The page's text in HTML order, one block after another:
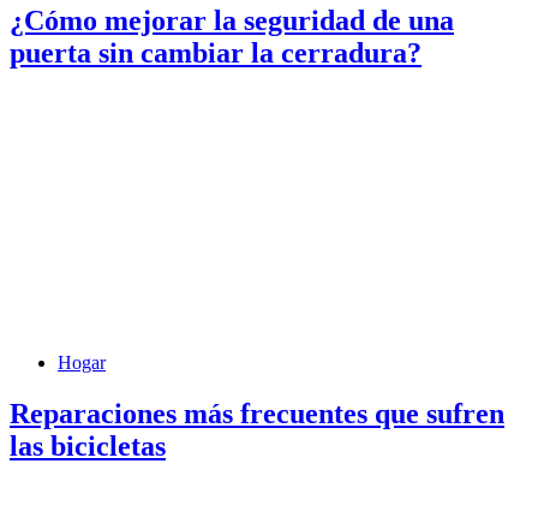
¿Cómo mejorar la seguridad de una
puerta sin cambiar la cerradura?
Hogar
Reparaciones más frecuentes que sufren
las bicicletas